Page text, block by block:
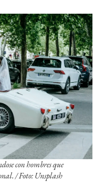
con hombres que
/ Foto: Unsplash